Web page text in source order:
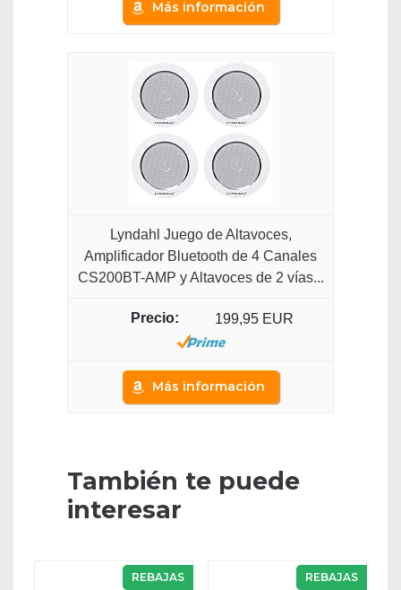
Más información
Lyndahl Juego de Altavoces,
Amplificador Bluetooth de 4 Canales
CS200BT-AMP y Altavoces de 2 vías...
199,95 EUR
Más información
También te puede
interesar
REBAJAS REBAJAS